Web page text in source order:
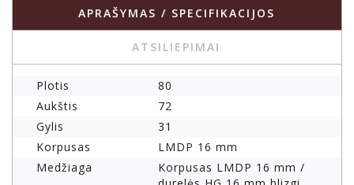
APRAŠYMAS / SPECIFIKACIJOS
ATSILIEPIMAI
Plotis
80
Aukštis
72
Gylis
31
Korpusas
LMDP 16 mm
Medžiaga
Korpusas LMDP 16 mm /